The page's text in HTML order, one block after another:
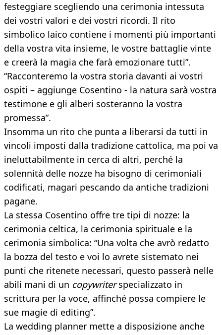
festeggiare scegliendo una cerimonia intessuta
dei vostri valori e dei vostri ricordi. Il rito
simbolico laico contiene i momenti più importanti
della vostra vita insieme, le vostre battaglie vinte
e creerà la magia che farà emozionare tutti”.
“Racconteremo la vostra storia davanti ai vostri
ospiti – aggiunge Cosentino - la natura sarà vostra
testimone e gli alberi sosteranno la vostra
promessa”.
Insomma un rito che punta a liberarsi da tutti in
vincoli imposti dalla tradizione cattolica, ma poi va
ineluttabilmente in cerca di altri, perché la
solennità delle nozze ha bisogno di cerimoniali
codificati, magari pescando da antiche tradizioni
pagane.
La stessa Cosentino offre tre tipi di nozze: la
cerimonia celtica, la cerimonia spirituale e la
cerimonia simbolica: “Una volta che avrò redatto
la bozza del testo e voi lo avrete sistemato nei
punti che ritenete necessari, questo passerà nelle
abili mani di un copywriterspecializzato in
scrittura per la voce, affinché possa compiere le
sue magie di editing”.
La wedding planner mette a disposizione anche